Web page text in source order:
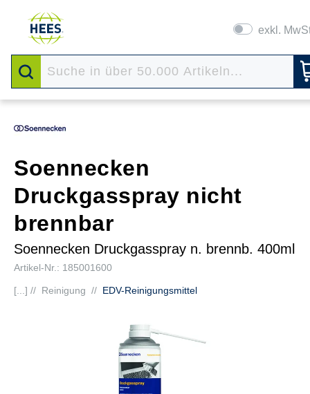
exkl.
Soennecken
Druckgasspray nicht
brennbar
Soennecken Druckgasspray n. brennb. 400ml
Artikel-Nr.: 185001600
[...] // Reinigung // EDV-Reinigungsmittel